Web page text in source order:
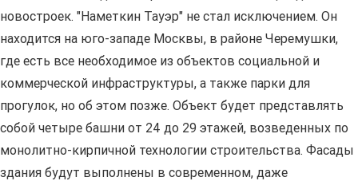
новостроек. "Наметкин Тауэр" не стал исключением. Он
находится на юго-западе Москвы, в районе Черемушки,
где есть все необходимое из объектов социальной и
коммерческой инфраструктуры, а также парки для
прогулок, но об этом позже. Объект будет представлять
собой четыре башни от 24 до 29 этажей, возведенных по
монолитно-кирпичной технологии строительства. Фасады
здания будут выполнены в современном, даже